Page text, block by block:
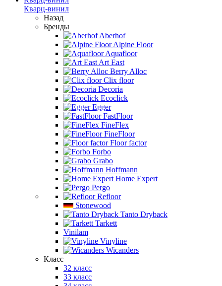
Кварц-винил
Назад
Бренды
Aberhof
Alpine Floor
Aquafloor
Art East
Berry Alloc
Clix floor
Decoria
Ecoclick
Egger
FastFloor
FineFlex
FineFloor
Floor factor
Forbo
Grabo
Hoffmann
Home Expert
Pergo
Refloor
Stonewood
Tanto Dryback
Tarkett
Vinilam
Vinyline
Wicanders
Класс
32 класс
33 класс